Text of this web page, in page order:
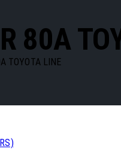
80A
TOYOTA LINE